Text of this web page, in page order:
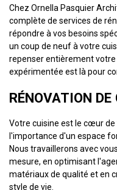
Chez Ornella Pasquier
complète de services de
répondre à vos besoins
un coup de neuf à votre
repenser entièrement
expérimentée est là pour
RÉNOVATION DE
Votre cuisine est le cœur
l'importance d'un espace
Nous travaillerons avec
mesure, en optimisant
matériaux de qualité et en
style de vie.